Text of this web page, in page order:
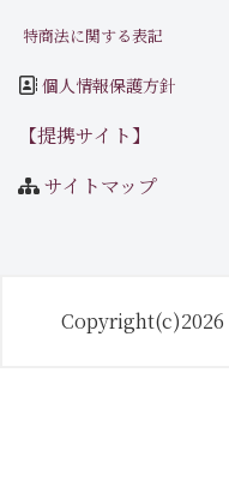
特商法に関する表記
個人情報保護方針
【提携サイト】
サイトマップ
Copyright(c)2026